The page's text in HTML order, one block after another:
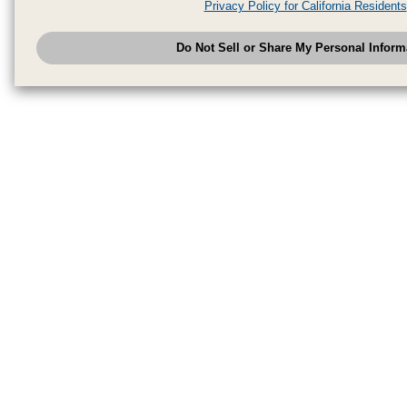
have provided to them or that they have collected from your use of their
analyze and optimize advertisements delivered to you by businesses
have the right to opt out of sale or share of your personal information by
to exercise your right. If we have detected an opt-out
honored.Change your sell or share preference
Privacy Policy for California Residents
Do Not Sell or Share My Personal